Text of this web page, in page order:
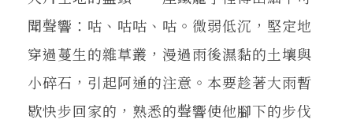
聞聲響：咕、咕咕、咕。微弱低沉，堅定地
穿過蔓生的雜草叢，漫過雨後濕黏的土壤與
小碎石，引起阿通的注意。本要趁著大雨暫
歇快步回家的，熟悉的聲響使他腳下的步伐